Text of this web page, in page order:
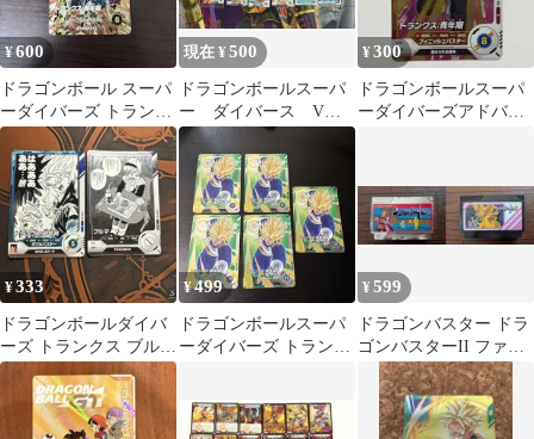
¥600
ドラゴンボール スーパ
ーダイバーズ トランク
ス：青年期 R
現在 ¥500
ドラゴンボールスーパ
ー ダイバース Vジ
ャンプ特典
¥300
ドラゴンボールスーパ
ーダイバーズアドバン
¥333
ドラゴンボールダイバ
ーズ トランクス ブルマ
2枚セット APT
¥499
ドラゴンボールスーパ
ーダイバーズ トランク
¥599
ドラゴンバスター ドラ
ゴンバスターII ファミ
コンソフト